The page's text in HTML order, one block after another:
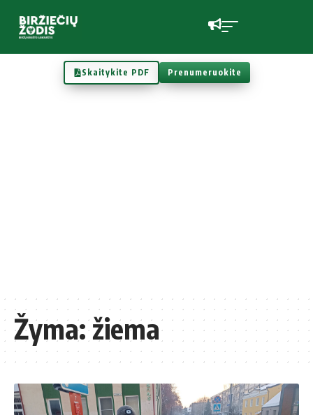
Skaitykite PDF Prenumeruokite
Žyma:žiema